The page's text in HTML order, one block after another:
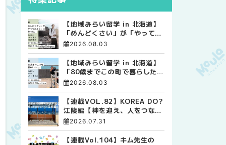
【地域みらい留学 in 北海道】
「めんどくさい」が「やってみ
よう」に変わった。 十勝の風
自由な高校生活
2026.08.03
【地域みらい留学 in 北海道】
「80歳までこの町で暮らした
い」 標津高校で踏み出した、
2026.08.03
【連載VOL.82】KOREA DO?
江陵編【神を迎え、人をつなぐ
時間 ― 江陵端午祭 】
2026.07.31
【連載Vol.104】キム先生の